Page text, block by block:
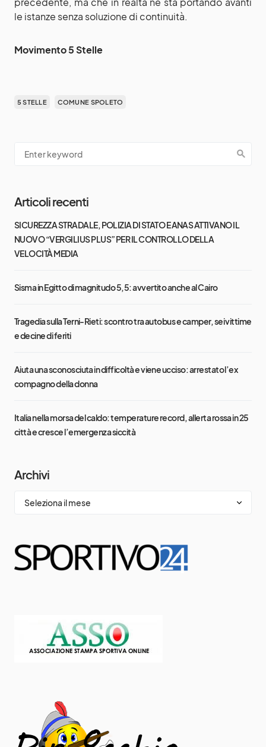
le istanze senza soluzione di continuità.
Movimento 5 Stelle
5 STELLE COMUNE SPOLETO
Articoli recenti
SICUREZZA STRADALE, POLIZIA DI STATO E ANAS ATTIVANO IL
NUOVO “VERGILIUS PLUS” PER IL CONTROLLO DELLA
VELOCITÀ MEDIA
Sisma in Egitto di magnitudo 5,5: avvertito anche al Cairo
Tragedia sulla Terni-Rieti: scontro tra autobus e camper, sei vittime
e decine di feriti
Aiuta una sconosciuta in difficoltà e viene ucciso: arrestato l’ex
compagno della donna
Italia nella morsa del caldo: temperature record, allerta rossa in 25
città e cresce l’emergenza siccità
Archivi